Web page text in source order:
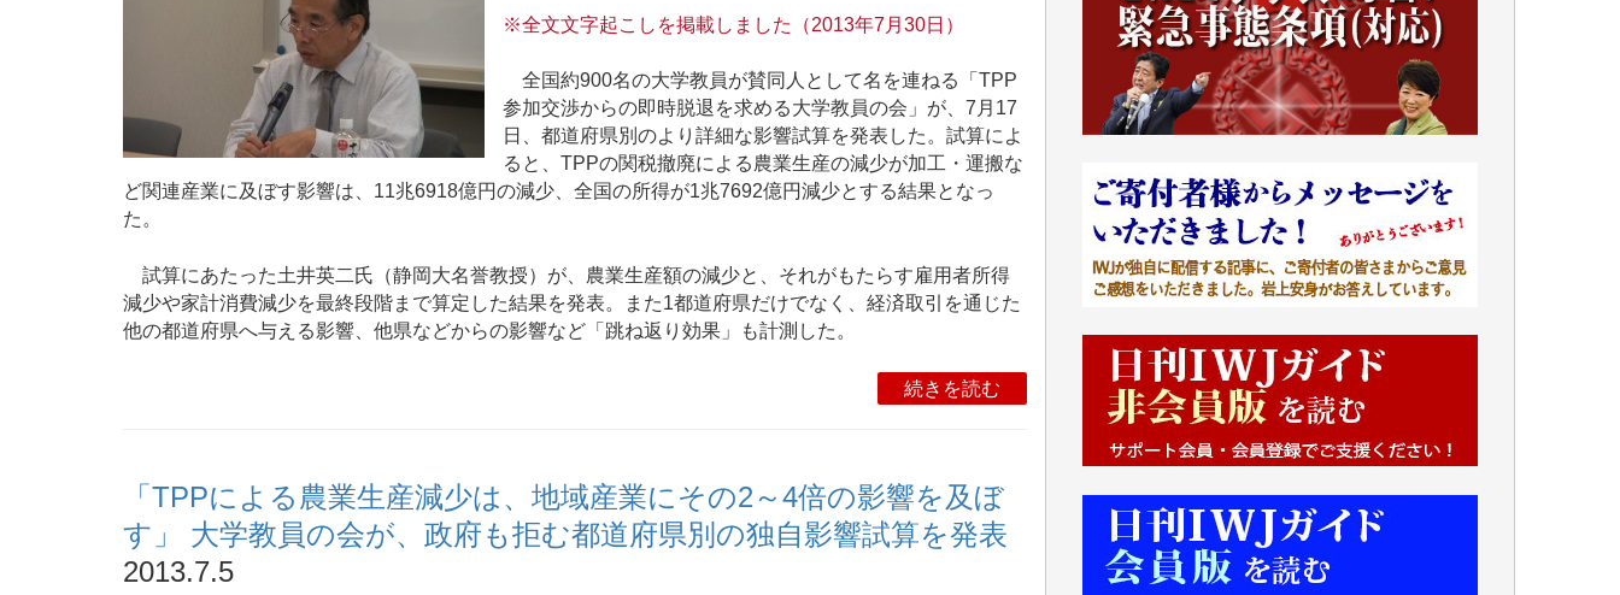
※全文文字起こしを掲載しました（2013年7月30日）
全国約900名の大学教員が賛同人として名を連ねる「TPP
参加交渉からの即時脱退を求める大学教員の会」が、7月17
日、都道府県別のより詳細な影響試算を発表した。試算によ
ると、TPPの関税撤廃による農業生産の減少が加工・運搬な
ど関連産業に及ぼす影響は、11兆6918億円の減少、全国の所得が1兆7692億円減少とする結果となっ
た。
試算にあたった土井英二氏（静岡大名誉教授）が、農業生産額の減少と、それがもたらす雇用者所得
減少や家計消費減少を最終段階まで算定した結果を発表。また1都道府県だけでなく、経済取引を通じた
他の都道府県へ与える影響、他県などからの影響など「跳ね返り効果」も計測した。
続きを読む
「TPPによる農業生産減少は、地域産業にその2～4倍の影響を及ぼ
す」 大学教員の会が、政府も拒む都道府県別の独自影響試算を発表
2013.7.5